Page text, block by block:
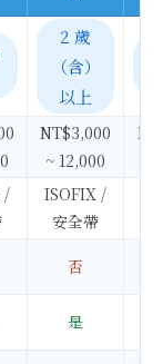
2 歲
（含）
以上
NT$3,000
~ 12,000
/
ISOFIX /
安全帶
否
是